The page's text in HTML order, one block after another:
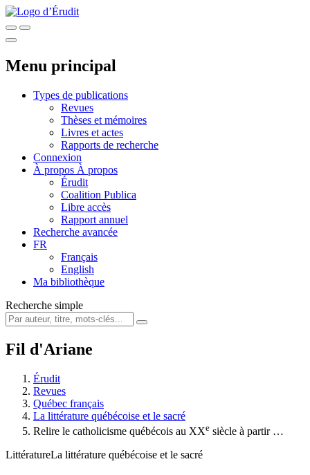
Menu principal
Types de publications
Revues
Thèses et mémoires
Livres et actes
Rapports de recherche
Connexion
À propos À propos
Érudit
Coalition Publica
Libre accès
Rapport annuel
Recherche avancée
FR
Français
English
Ma bibliothèque
Recherche simple
Fil d'Ariane
Érudit
Revues
Québec français
La littérature québécoise et le sacré
Relire le catholicisme québécois au XXe siècle à partir …
LittératureLa littérature québécoise et le sacré